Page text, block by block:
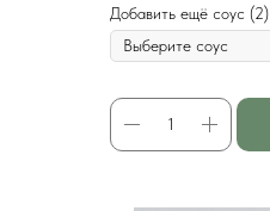
Добавить ещё соус (2)